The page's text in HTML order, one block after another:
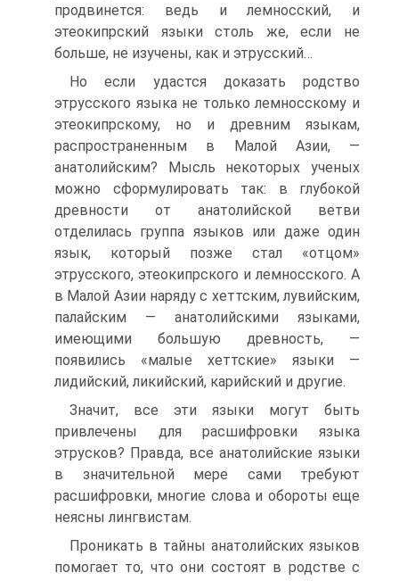
продвинется: ведь и лемносский, и
этеокипрский языки столь же, если не
больше, не изучены, как и этрусский…
Но если удастся доказать родство
этрусского языка не только лемносскому и
этеокипрскому, но и древним языкам,
распространенным в Малой Азии, —
анатолийским? Мысль некоторых ученых
можно сформулировать так: в глубокой
древности от анатолийской ветви
отделилась группа языков или даже один
язык, который позже стал «отцом»
этрусского, этеокипрского и лемносского. А
в Малой Азии наряду с хеттским, лувийским,
палайским — анатолийскими языками,
имеющими большую древность, —
появились «малые хеттские» языки —
лидийский, ликийский, карийский и другие.
Значит, все эти языки могут быть
привлечены для расшифровки языка
этрусков? Правда, все анатолийские языки
в значительной мере сами требуют
расшифровки, многие слова и обороты еще
неясны лингвистам.
Проникать в тайны анатолийских языков
помогает то, что они состоят в родстве с